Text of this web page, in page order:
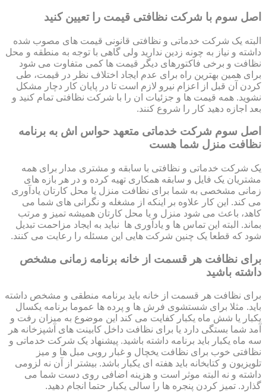
اصل سوم با شرکت نظافتی قیمت را تعیین کنید
البته یک شرکت خدماتی و نظافتی قانونی قیمت های مصوب شده
داشته و نیاز به چونه زدین ندارید ولی گاهی با توجه به منطقه و محل
نظافت و برخی فاکتورهای دیگر قیمت ها کمی متفاوت می شود
برای همین بهترین راه برای عدم ایجاد اختلاف نظر در قیمت، طی
کردن آن قبل از اعزام نیرو لازم است تا در پایان کار دچار مشکل
نشوید. همه قیمت ها و جزئیات ان را با شرکت نظافتی تمام کنید و
بعد اجازه دهید کار را شروع کنند.
اصل سوم شرکت خدماتی متعهد حواس اش به برنامه
نظافت منزل شما هست
یک شرکت خدماتی و نظافتی با سابقه و مشتری مدار برای همه
مشتریان یک فایل و سابقه همکاری تهیه کرده و در هر بازه های
زمانی مشخصی به شما برای نظافت منزل یا محل کارتان یادآوری
می کند. این کار علاوه بر اینکه از مشغله و نگرانی های شما می
کاهد، باعث می شود منزل و یا محل کارتان همیشه تمیز و مرتب
بماند. البته این تماس ها و یادآوری ها نباید به ایجاد مزاحمت تبدیل
شود که قطعا یک چنین شرکت هایی این مسئله را رعایت می کنند.
برای نظافت هر قسمت از خانه برنامه زمانی مشخص
داشته باشید
برای نظافت هر قسمت از خانه باید برنامه منطقی و مشخص داشته
باید. مثلا برای شستشوی فرش ها و پرده ها عموما برنامه یکسال
یکبار یا شش ماه یکبار کفایت می کند این موضوع به میزان رفت و
آمد شما بستگی دارد یا برای نظافت داخل کابینت های آشپزخانه هر
سه ماه یکبار باید برنامه داشته باشید. پیشنهاد یک شرکت خدماتی و
نظافتی خوب برای نظافت یخچال و غبار روبی مبل ها و میز
تلویزیون و کتابخانه باید هفته ای یکبار باشد. بیشتر از آن نه لزومی
داشته و نه البته موثر است و هزینه اضافی روی دست شما می
گذارد. تمیز کردن پنجره ها را سالی یکبار حتما انجام دهید.